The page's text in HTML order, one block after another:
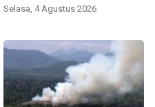
Selasa, 4 Agustus 2026